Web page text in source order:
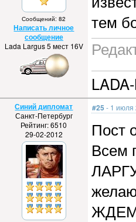
Сообщений: 82
Написать личное
сообщение
Lada Largus 5 мест 16V
тем
Синий дипломат
Санкт-Петербург
Рейтинг: 6510
29-02-2012
#25 - 1 июля
Пост
Всем